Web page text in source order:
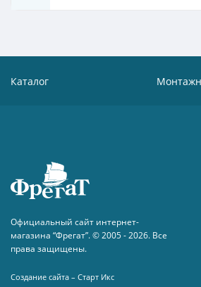
Каталог
Официальный сайт интернет-
магазина “Фрегат”. © 2005 - 2026. Все
права защищены.
Создание сайта – Старт Икс